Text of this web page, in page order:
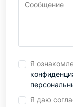
Сообщение
Я
Я даю